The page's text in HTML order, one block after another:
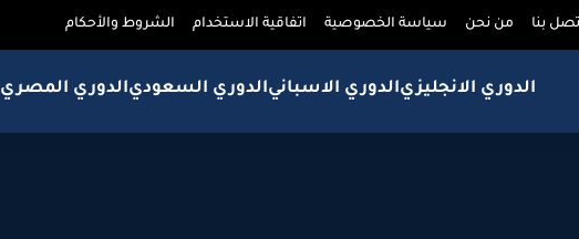
بنا من نحن سياسة الخصوصية اتفاقية الاستخدام الشروط والأحكام
الدوري الانجليزيالدوري الاسبانيالدوري السعوديالدوري المصري